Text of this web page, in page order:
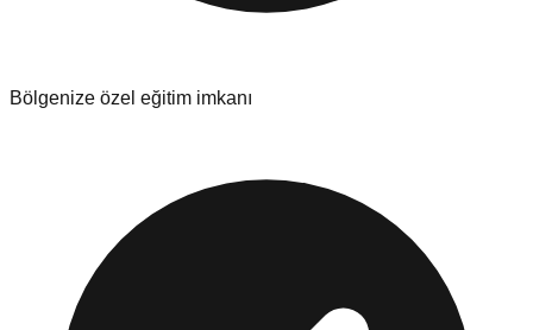
Bölgenize özel eğitim imkanı